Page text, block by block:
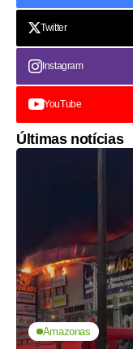
Twitter
Instagram
YouTube
Últimas notícias
Amazonas